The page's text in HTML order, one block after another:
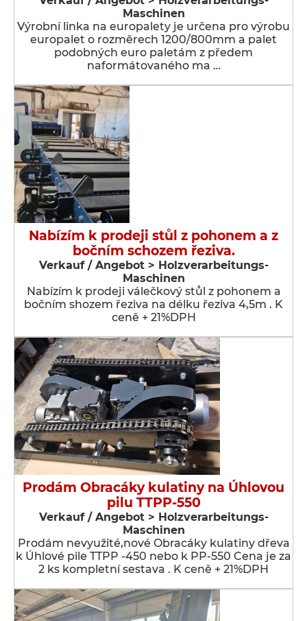
Maschinen
Výrobní linka na europalety je určena pro výrobu
europalet o rozměrech 1200/800mm a palet
podobných euro paletám z předem
naformátovaného ma …
Nabízím k prodeji stůl z pohonem a z
bočním schozem řeziva.
Verkauf / Angebot > Holzverarbeitungs-
Maschinen
Nabízím k prodeji válečkový stůl z pohonem a
bočním shozem řeziva na délku řeziva 4,5m . K
ceně + 21%DPH
Prodám Obracáky kulatiny na Úhlovou
pilu TTPP-550
Verkauf / Angebot > Holzverarbeitungs-
Maschinen
Prodám nevyužité,nové Obracáky kulatiny dřeva
k Úhlové pile TTPP -450 nebo k PP-550 Cena je za
2 ks kompletní sestava . K ceně + 21%DPH